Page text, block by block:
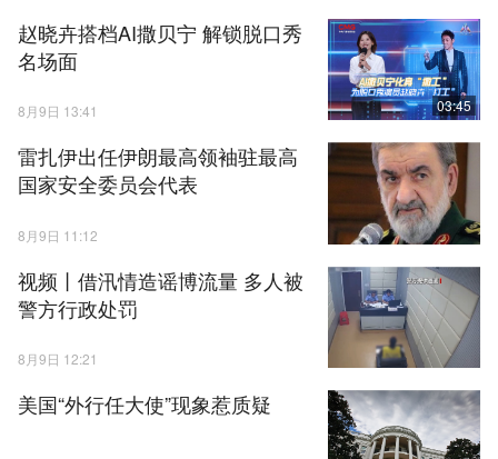
赵晓卉搭档AI撒贝宁 解锁脱口秀
名场面
8月9日 13:41 03:45
雷扎伊出任伊朗最高领袖驻最高
国家安全委员会代表
8月9日 11:12
视频丨借汛情造谣博流量 多人被
警方行政处罚
8月9日 12:21
美国“外行任大使”现象惹质疑